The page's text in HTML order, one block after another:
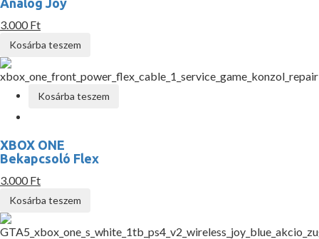
Analog Joy
3.000 Ft
Kosárba teszem
Kosárba teszem
XBOX ONE
Bekapcsoló Flex
3.000 Ft
Kosárba teszem